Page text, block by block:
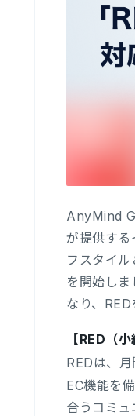
AnyMind
が提供する
フスタイ
を開始し
なり、RED
【RED（
REDは、
EC機能を
合うコミュ